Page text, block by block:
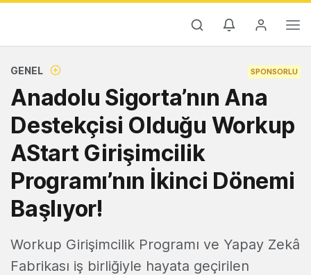
GENEL SPONSORLU
Anadolu Sigorta’nın Ana
Destekçisi Olduğu Workup
AStart Girişimcilik
Programı’nın İkinci Dönemi
Başlıyor!
Workup Girişimcilik Programı ve Yapay Zekâ
Fabrikası iş birliğiyle hayata geçirilen